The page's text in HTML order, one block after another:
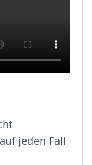
jeden Fall